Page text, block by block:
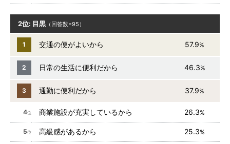
2位: 目黒 （回答数=95）
1 交通の便がよいから 57.9%
2 日常の生活に便利だから 46.3%
3 通勤に便利だから 37.9%
4位 商業施設が充実しているから 26.3%
5位 高級感があるから 25.3%